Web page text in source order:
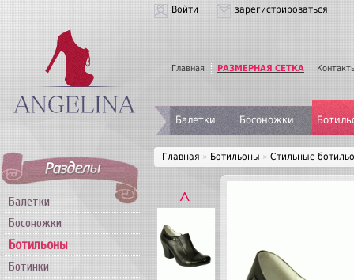
Войти зарегистрироваться
Главная РАЗМЕРНАЯ СЕТКА
Балетки Босоножки
Балетки
Босоножки
Ботильоны
Ботинки
Главная » Ботильоны » Стильные
˄